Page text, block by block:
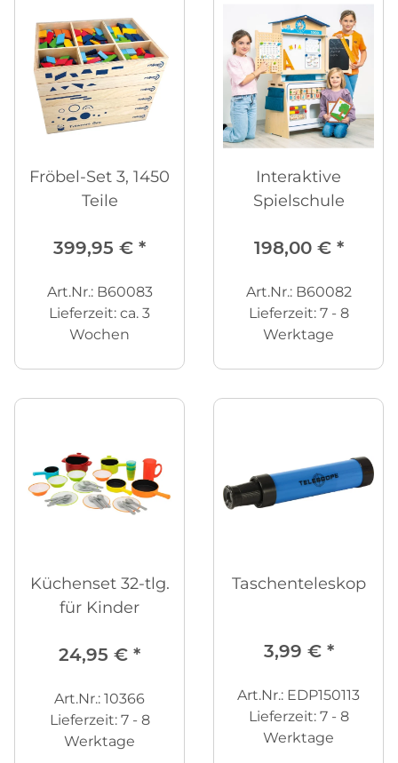
Fröbel-Set 3, 1450
Teile
399,95 € *
Art.Nr.: B60083
Lieferzeit: ca. 3
Wochen
Interaktive
Spielschule
198,00 € *
Art.Nr.: B60082
Lieferzeit: 7 - 8
Werktage
Küchenset 32-tlg.
für Kinder
24,95 € *
Art.Nr.: 10366
Lieferzeit: 7 - 8
Werktage
Taschenteleskop
3,99 € *
Art.Nr.: EDP150113
Lieferzeit: 7 - 8
Werktage